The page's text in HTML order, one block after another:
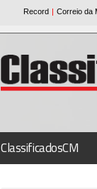
ClassificadosCM